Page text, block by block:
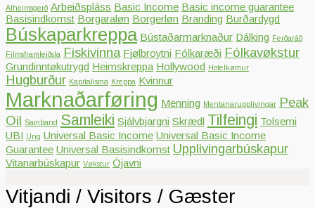
Alheimsgerð Arbeiðspláss Basic Income Basic income guarantee
Basisindkomst Borgaraløn Borgerløn Branding Burðardygd
Búskaparkreppa Bústaðarmarknaður Dálking Ferðaráð
Filmsframleiðsla Fiskivinna Fjølbroytni Fólkaræði Fólkavøkstur
Grundinntøkutrygd Heimskreppa Hollywood Hotelkømur
Hugburður Kapitalisma Kreppa Kvinnur
Marknaðarføring Menning Mentanarupplivingar Peak
Oil Samband Samleiki Sjálvbjargni Skrædl Tilfeingi Tolsemi
UBI Ung Universal Basic Income Universal Basic Income
Guarantee Universal Basisindkomst Upplivingarbúskapur
Vitanarbúskapur Vøkstur Ójavni
Vitjandi / Visitors / Gæster